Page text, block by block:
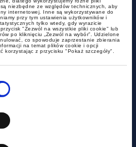
niezbędne ze względów technicznych, aby
internetowej. Inne są wykorzystywane do
przy tym ustawienia użytkowników i
tylko wtedy, gdy wyrazicie
"Zezwól na wszystkie pliki cookie" lub
po kliknięciu „Zezwól na wybór”. Udzielone
co spowoduje zaprzestanie zbierania
na temat plików cookie i opcji
korzystając z przycisku "Pokaż szczegóły".
MDR –
przez